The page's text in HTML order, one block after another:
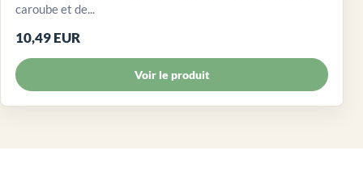
caroube et de...
10,49 EUR
Voir le produit